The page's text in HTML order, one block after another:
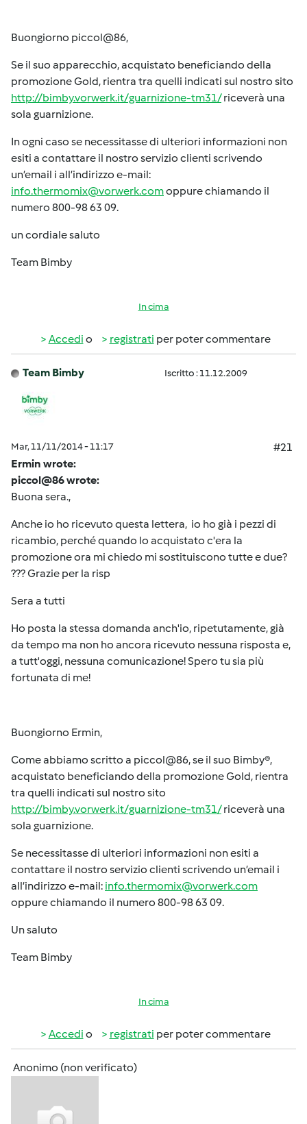
Buongiorno piccol@86,
Se il suo apparecchio, acquistato beneficiando della
promozione Gold, rientra tra quelli indicati sul nostro sito
http://bimby.vorwerk.it/guarnizione-tm31/riceverà una
sola guarnizione.
In ogni caso se necessitasse di ulteriori informazioni non
esiti a contattare il nostro servizio clienti scrivendo
un’email i all’indirizzo e-mail:
info.thermomix@vorwerk.comoppure chiamando il
numero 800-98 63 09.
un cordiale saluto
Team Bimby
In cima
Accedi o registrati per poter commentare
Team Bimby Iscritto : 11.12.2009
Mar, 11/11/2014 - 11:17
#21
Ermin wrote:
piccol@86 wrote:
Buona sera.,
Anche io ho ricevuto questa lettera, io ho già i pezzi di
ricambio, perché quando lo acquistato c'era la
promozione ora mi chiedo mi sostituiscono tutte e due?
??? Grazie per la risp
Sera a tutti
Ho posta la stessa domanda anch'io, ripetutamente, già
da tempo ma non ho ancora ricevuto nessuna risposta e,
a tutt'oggi, nessuna comunicazione! Spero tu sia più
fortunata di me!
Buongiorno Ermin,
Come abbiamo scritto a piccol@86, se il suo Bimby®,
acquistato beneficiando della promozione Gold, rientra
tra quelli indicati sul nostro sito
http://bimby.vorwerk.it/guarnizione-tm31/riceverà una
sola guarnizione.
Se necessitasse di ulteriori informazioni non esiti a
contattare il nostro servizio clienti scrivendo un’email i
all’indirizzo e-mail: info.thermomix@vorwerk.com
oppure chiamando il numero 800-98 63 09.
Un saluto
Team Bimby
In cima
Accedi o registrati per poter commentare
Anonimo (non verificato)